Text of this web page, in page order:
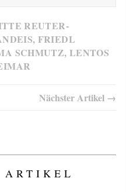
REUTER-
, FRIEDL
SCHMUTZ, LENTOS
Nächster Artikel →